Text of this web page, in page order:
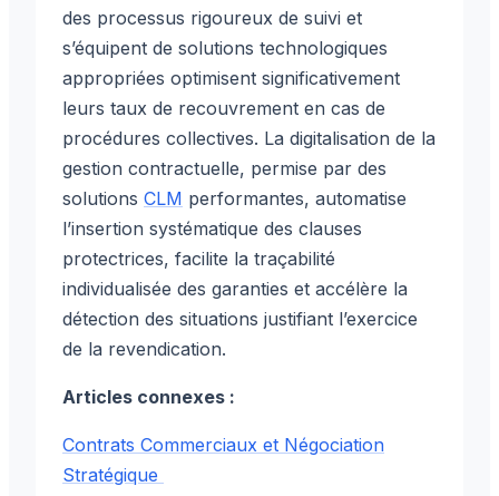
des processus rigoureux de suivi et
s’équipent de solutions technologiques
appropriées optimisent significativement
leurs taux de recouvrement en cas de
procédures collectives. La digitalisation de la
gestion contractuelle, permise par des
solutions CLM performantes, automatise
l’insertion systématique des clauses
protectrices, facilite la traçabilité
individualisée des garanties et accélère la
détection des situations justifiant l’exercice
de la revendication.
Articles connexes :
Contrats Commerciaux et Négociation
Stratégique